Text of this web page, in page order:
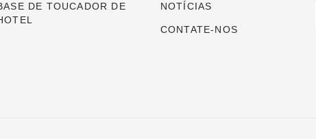
DE TOUCADOR DE
NOTÍCIAS
CONTATE-NOS